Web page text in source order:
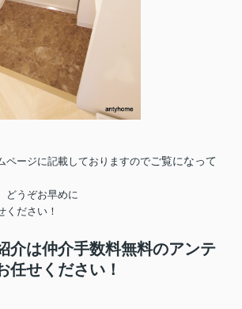
ページに記載しておりますのでご覧になって
どうぞお早めに
ください！
介は仲介手数料無料のアンテ
任せください！